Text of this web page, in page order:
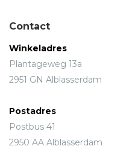
Contact
Winkeladres
Plantageweg 13a
2951 GN Alblasserdam
Postadres
Postbus 41
2950 AA Alblasserdam